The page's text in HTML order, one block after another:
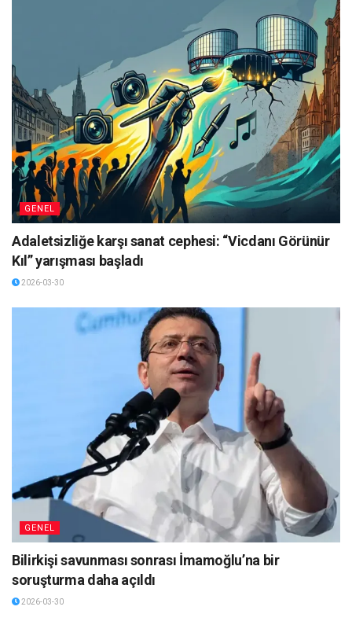
GENEL
Adaletsizliğe karşı sanat cephesi: “Vicdanı Görünür
Kıl” yarışması başladı
2026-03-30
GENEL
Bilirkişi savunması sonrası İmamoğlu’na bir
soruşturma daha açıldı
2026-03-30